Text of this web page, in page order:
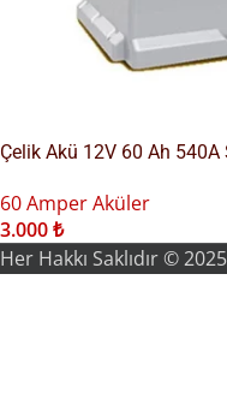
Çelik Akü 12V 60 Ah 540A
60 Amper Aküler
3.000₺
Her Hakkı Saklıdır ©